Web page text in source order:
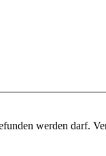
werden darf.